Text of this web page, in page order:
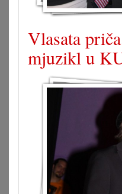
Vlasata
mjuzikl u